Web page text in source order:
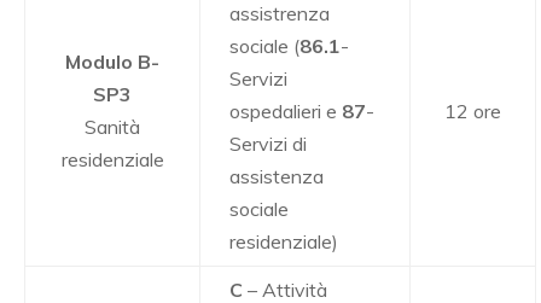
Modulo B-
SP3
Sanità
residenziale
assistrenza
sociale (86.1-
Servizi
ospedalieri e 87-
Servizi di
assistenza
sociale
residenziale)
12 ore
C – Attività